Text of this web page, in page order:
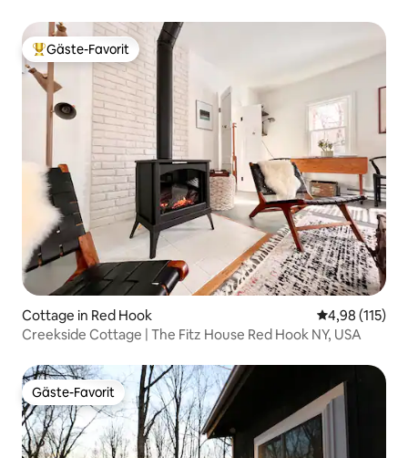
Beliebter Gäste-Favorit.
Gäste-Favorit
Cottage in Red Hook
4,98 (115)
Creekside Cottage | The Fitz House Red Hook NY, USA
Gäste-Favorit
Gäste-Favorit